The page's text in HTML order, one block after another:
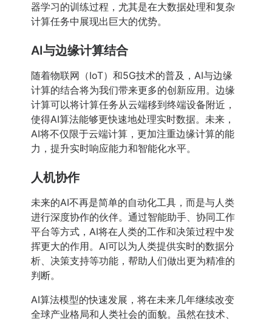
器学习的训练过程，尤其是在大数据处理和复杂
计算任务中展现出巨大的优势。
AI与边缘计算结合
随着物联网（IoT）和5G技术的普及，AI与边缘
计算的结合将为我们带来更多的创新应用。边缘
计算可以将计算任务从云端移到终端设备附近，
使得AI算法能够更快速地处理实时数据。未来，
AI将不仅限于云端计算，更加注重边缘计算的能
力，提升实时响应能力和智能化水平。
人机协作
未来的AI不再是简单的自动化工具，而是与人类
进行深度协作的伙伴。通过智能助手、协同工作
平台等方式，AI将在人类的工作和决策过程中发
挥更大的作用。AI可以为人类提供实时的数据分
析、决策支持等功能，帮助人们做出更为精准的
判断。
AI算法模型的快速发展，将在未来几年继续改变
全球产业格局和人类社会的面貌。虽然在技术、